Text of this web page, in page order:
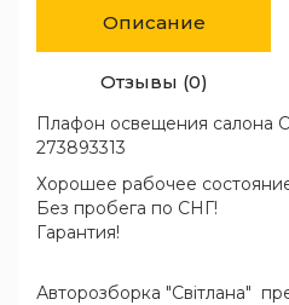
Описание
Отзывы (0)
Плафон освещения салона
273893313
Хорошее рабочее
Без пробега по СНГ!
Гарантия!
Авторозборка "Світлана"